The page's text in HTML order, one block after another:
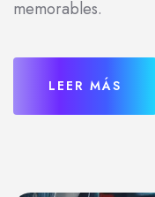
memorables.
LEER MÁS